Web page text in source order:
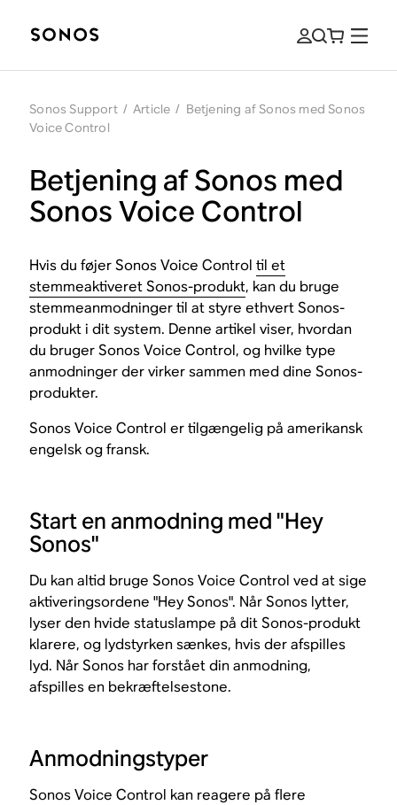
Sonos Support / Article / Betjening af Sonos med Sonos
Voice Control
Betjening af Sonos med
Sonos Voice Control
Hvis du føjer Sonos Voice Controltil et
stemmeaktiveret Sonos-produkt, kan du bruge
stemmeanmodninger til at styre ethvert Sonos-
produkt i dit system. Denne artikel viser, hvordan
du bruger Sonos Voice Control, og hvilke type
anmodninger der virker sammen med dine Sonos-
produkter.
Sonos Voice Control er tilgængelig på amerikansk
engelsk og fransk.
Start en anmodning med "Hey
Sonos"
Du kan altid bruge Sonos Voice Control ved at sige
aktiveringsordene "Hey Sonos". Når Sonos lytter,
lyser den hvide statuslampe på dit Sonos-produkt
klarere, og lydstyrken sænkes, hvis der afspilles
lyd. Når Sonos har forstået din anmodning,
afspilles en bekræftelsestone.
Anmodningstyper
Sonos Voice Control kan reagere på flere